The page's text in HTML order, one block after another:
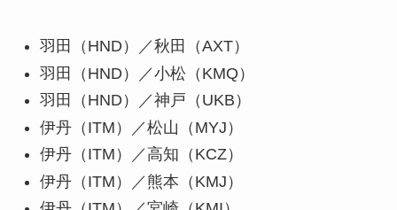
羽田（HND）／秋田（AXT）
羽田（HND）／小松（KMQ）
羽田（HND）／神戸（UKB）
伊丹（ITM）／松山（MYJ）
伊丹（ITM）／高知（KCZ）
伊丹（ITM）／熊本（KMJ）